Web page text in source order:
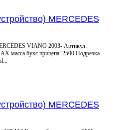
MERCEDES
VIANO 2003- Артикул:
масса букс прицепа: 2500 Подрезка
MERCEDES